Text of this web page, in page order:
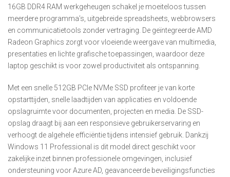
16GB DDR4 RAM werkgeheugen schakel je moeiteloos tussen
meerdere programma’s, uitgebreide spreadsheets, webbrowsers
en communicatietools zonder vertraging. De geïntegreerde AMD
Radeon Graphics zorgt voor vloeiende weergave van multimedia,
presentaties en lichte grafische toepassingen, waardoor deze
laptop geschikt is voor zowel productiviteit als ontspanning.
Met een snelle 512GB PCIe NVMe SSD profiteer je van korte
opstarttijden, snelle laadtijden van applicaties en voldoende
opslagruimte voor documenten, projecten en media. De SSD-
opslag draagt bij aan een responsieve gebruikerservaring en
verhoogt de algehele efficiëntie tijdens intensief gebruik. Dankzij
Windows 11 Professional is dit model direct geschikt voor
zakelijke inzet binnen professionele omgevingen, inclusief
ondersteuning voor Azure AD, geavanceerde beveiligingsfuncties